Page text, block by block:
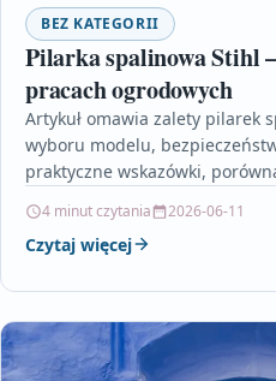
BEZ KATEGORII
Pilarka spalinowa Stihl
pracach ogrodowych
Artykuł omawia zalety pilarek
wyboru modelu,
praktyczne wskazówki,
4 minut czytania 2026-06-11
Czytaj więcej